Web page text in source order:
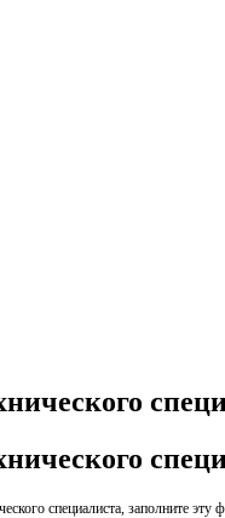
специалиста, заполните